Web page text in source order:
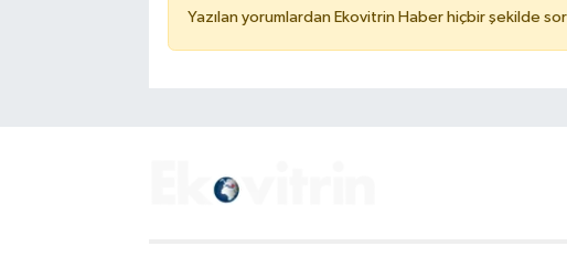
Yazılan yorumlardan Ekovitrin Haber hiçbir şekilde